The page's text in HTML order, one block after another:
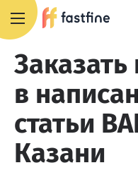
в
статьи
Казани